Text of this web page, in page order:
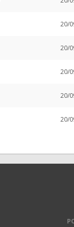
20/
20/
20/
20/
20/